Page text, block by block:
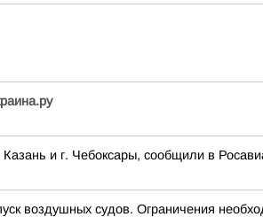
и г. Чебоксары, сообщили в
судов. Ограничения